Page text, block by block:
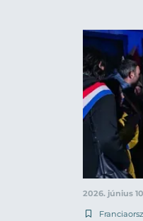
2026. június